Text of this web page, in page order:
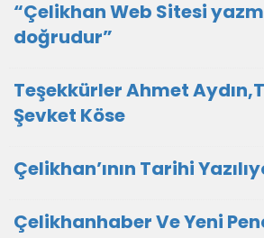
“Çelikhan Web Sitesi
doğrudur”
Teşekkürler Ahmet
Şevket Köse
Çelikhan’ının Tarihi
Çelikhanhaber Ve Yeni